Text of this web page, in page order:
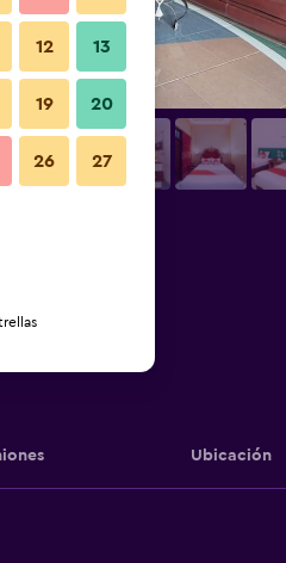
Ubicación
12 13
19 20
26 27